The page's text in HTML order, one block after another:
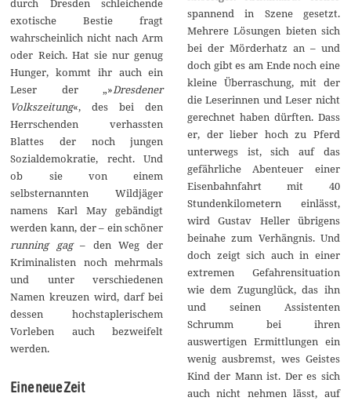
durch Dresden schleichende
exotische Bestie fragt
wahrscheinlich nicht nach Arm
oder Reich. Hat sie nur genug
Hunger, kommt ihr auch ein
Leser der „»Dresdener
Volkszeitung«, des bei den
Herrschenden verhassten
Blattes der noch jungen
Sozialdemokratie, recht. Und
ob sie von einem
selbsternannten Wildjäger
namens Karl May gebändigt
werden kann, der – ein schöner
running gag– den Weg der
Kriminalisten noch mehrmals
und unter verschiedenen
Namen kreuzen wird, darf bei
dessen hochstaplerischem
Vorleben auch bezweifelt
werden.
Eine neue Zeit
spannend in Szene gesetzt.
Mehrere Lösungen bieten sich
bei der Mörderhatz an – und
doch gibt es am Ende noch eine
kleine Überraschung, mit der
die Leserinnen und Leser nicht
gerechnet haben dürften. Dass
er, der lieber hoch zu Pferd
unterwegs ist, sich auf das
gefährliche Abenteuer einer
Eisenbahnfahrt mit 40
Stundenkilometern einlässt,
wird Gustav Heller übrigens
beinahe zum Verhängnis. Und
doch zeigt sich auch in einer
extremen Gefahrensituation
wie dem Zugunglück, das ihn
und seinen Assistenten
Schrumm bei ihren
auswertigen Ermittlungen ein
wenig ausbremst, wes Geistes
Kind der Mann ist. Der es sich
auch nicht nehmen lässt, auf